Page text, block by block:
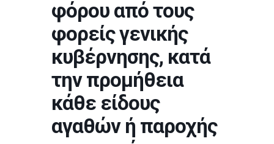
φόρου από τους
φορείς γενικής
κυβέρνησης, κατά
την προμήθεια
κάθε είδους
αγαθών ή παροχής